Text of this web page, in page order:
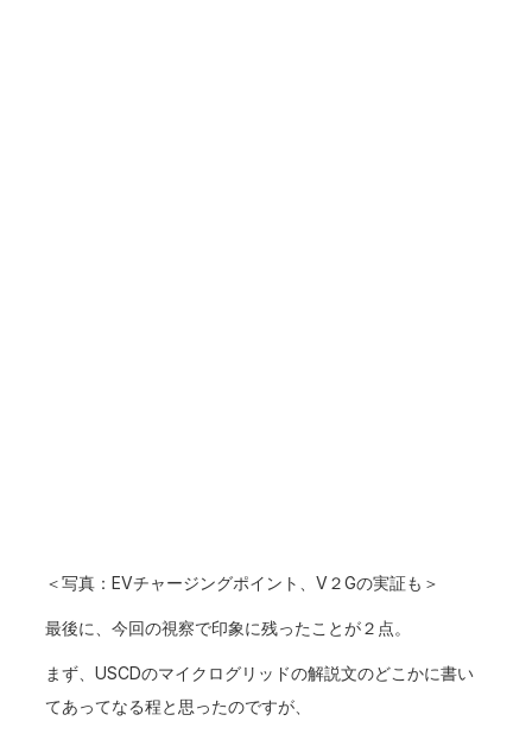
＜写真：EVチャージングポイント、V２Gの実証も＞
最後に、今回の視察で印象に残ったことが２点。
まず、USCDのマイクログリッドの解説文のどこかに書い
てあってなる程と思ったのですが、